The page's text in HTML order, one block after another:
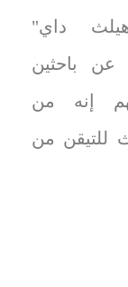
داي"
عن باحثين
إنه من
للتيقن من